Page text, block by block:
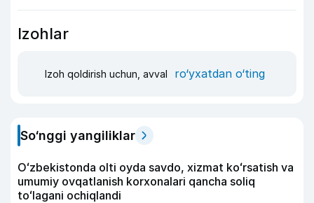
Izohlar
Izoh qoldirish uchun, avval ro‘yxatdan o‘ting
So‘nggi yangiliklar
Oʻzbekistonda olti oyda savdo, xizmat koʻrsatish va
umumiy ovqatlanish korxonalari qancha soliq
toʻlagani ochiqlandi